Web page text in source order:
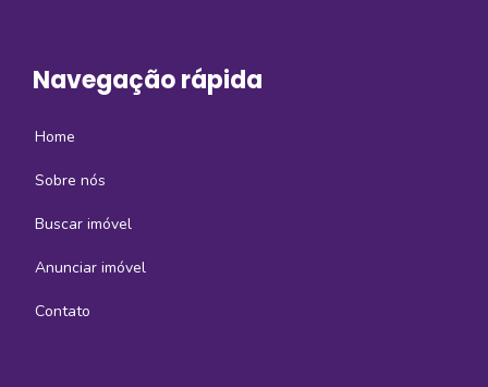
Navegação rápida
Home
Sobre nós
Buscar imóvel
Anunciar imóvel
Contato